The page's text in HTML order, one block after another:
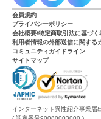
会員規約
プライバシーポリシー
会社概要/特定商取引法に基づく
利用者情報の外部送信に関する
コミュニティガイドライン
サイトマップ
インターネット異性紹介事業届